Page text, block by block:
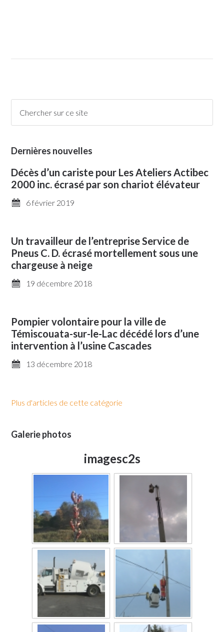
Dernières nouvelles
Décès d’un cariste pour Les Ateliers Actibec
2000 inc. écrasé par son chariot élévateur
6 février 2019
Un travailleur de l’entreprise Service de
Pneus C. D. écrasé mortellement sous une
chargeuse à neige
19 décembre 2018
Pompier volontaire pour la ville de
Témiscouata-sur-le-Lac décédé lors d’une
intervention à l’usine Cascades
13 décembre 2018
Plus d'articles de cette catégorie
Galerie photos
imagesc2s